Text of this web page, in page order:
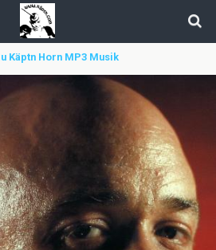
Käptn Horn MP3 Musik